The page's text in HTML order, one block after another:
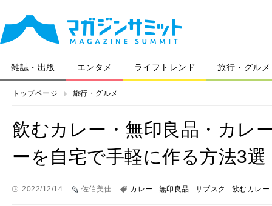
雑誌・出版 エンタメ ライフトレンド 旅行・グルメ
トップページ 旅行・グルメ
飲むカレー・無印良品・カレ
ーを自宅で手軽に作る方法3選
2022/12/14 佐伯美佳 カレー 無印良品 サブスク 飲むカレー